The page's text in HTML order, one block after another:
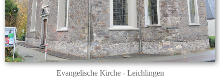
Evangelische Kirche - Leichlingen